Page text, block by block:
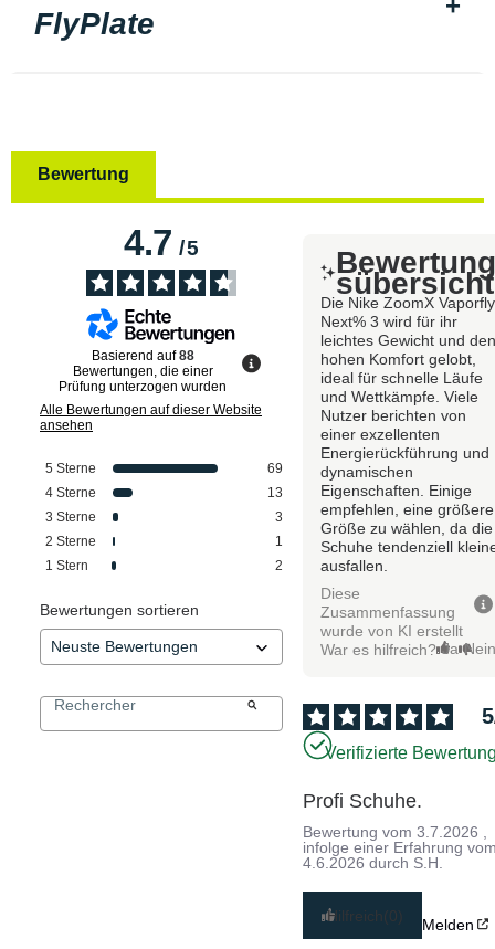
FlyPlate
Bewertung
4.7/5
Basierend auf88
Bewertungen, die einer
Prüfung unterzogen wurden
Alle Bewertungen auf dieser Website
ansehen
5 Sterne
69
4 Sterne
13
3 Sterne
3
2 Sterne
1
1 Stern 2
Bewertungen sortieren
sübersicht
Die Nike ZoomX Vaporfly
Next% 3 wird für ihr
leichtes Gewicht und
hohen Komfort gelobt,
ideal für schnelle Läufe
und Wettkämpfe. Viele
Nutzer berichten von
einer exzellenten
Energierückführung und
dynamischen
Eigenschaften. Einige
empfehlen, eine größere
Größe zu wählen, da die
Schuhe tendenziell
ausfallen.
Diese
Zusammenfassung
wurde von KI erstellt
War es hilfreich? Ja
5
Verifizierte
Profi Schuhe.
Bewertung vom3.7.2026
infolge einer Erfahrung
4.6.2026 durch S.H.
Hilfreich(0) Melden